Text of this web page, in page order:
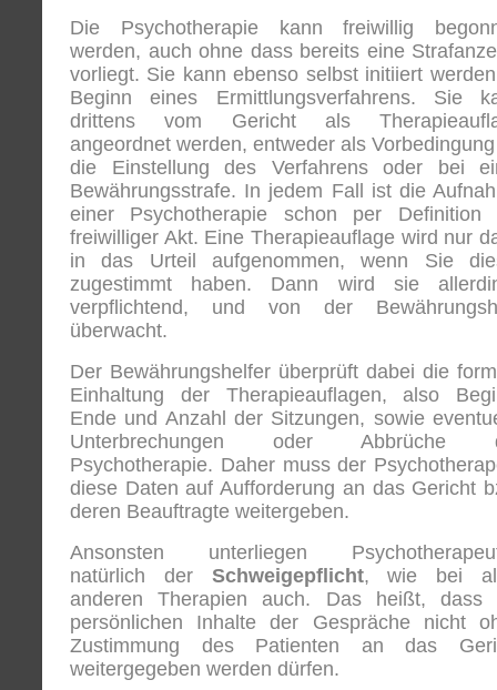
Die Psychotherapie kann freiwillig
werden, auch ohne dass bereits eine
vorliegt. Sie kann ebenso selbst initiiert
Beginn eines Ermittlungsverfahrens. Sie
drittens vom Gericht als
angeordnet werden, entweder als
die Einstellung des Verfahrens oder bei
Bewährungsstrafe. In jedem Fall ist die
einer Psychotherapie schon per Definition
freiwilliger Akt. Eine Therapieauflage wird nur
in das Urteil aufgenommen, wenn Sie
zugestimmt haben. Dann wird sie
verpflichtend, und von der
überwacht.
Der Bewährungshelfer überprüft dabei die
Einhaltung der Therapieauflagen, also
Ende und Anzahl der Sitzungen, sowie
Unterbrechungen oder Abbrüche
Psychotherapie. Daher muss der
diese Daten auf Aufforderung an das Gericht
deren Beauftragte weitergeben.
Ansonsten unterliegen
natürlich der Schweigepflicht, wie bei
anderen Therapien auch. Das heißt, dass
persönlichen Inhalte der Gespräche nicht
Zustimmung des Patienten an das
weitergegeben werden dürfen.